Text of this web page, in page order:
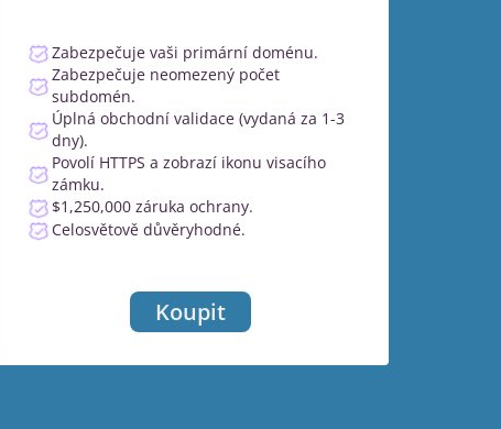
Zabezpečuje vaši primární doménu.
Zabezpečuje neomezený počet
subdomén.
Úplná obchodní validace (vydaná za 1-3
dny).
Povolí HTTPS a zobrazí ikonu visacího
zámku.
$1,250,000 záruka ochrany.
Celosvětově důvěryhodné.
Koupit